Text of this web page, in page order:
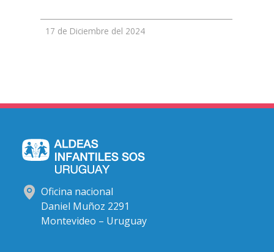
17 de Diciembre del 2024
Oficina nacional
Daniel Muñoz 2291
Montevideo – Uruguay